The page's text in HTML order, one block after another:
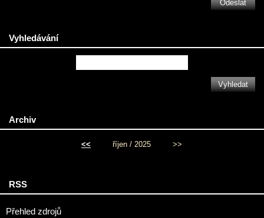
Vyhledávání
Archiv
<< říjen / 2025 >>
RSS
Přehled zdrojů